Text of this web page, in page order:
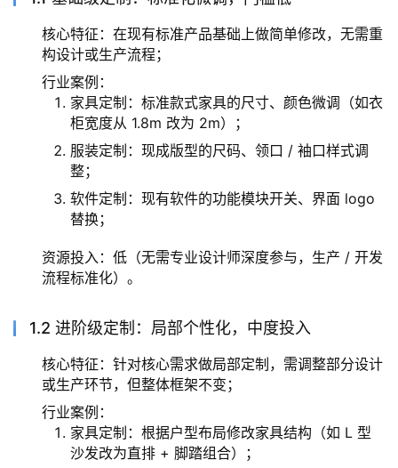
核心特征：在现有标准产品基础上做简单修改，无需重
构设计或生产流程；
行业案例：
家具定制：标准款式家具的尺寸、颜色微调（如衣
柜宽度从 1.8m 改为 2m）；
服装定制：现成版型的尺码、领口 / 袖口样式调
整；
软件定制：现有软件的功能模块开关、界面 logo
替换；
资源投入：低（无需专业设计师深度参与，生产 / 开发
流程标准化）。
1.2 进阶级定制：局部个性化，中度投入
核心特征：针对核心需求做局部定制，需调整部分设计
或生产环节，但整体框架不变；
行业案例：
家具定制：根据户型布局修改家具结构（如 L 型
沙发改为直排 + 脚踏组合）；